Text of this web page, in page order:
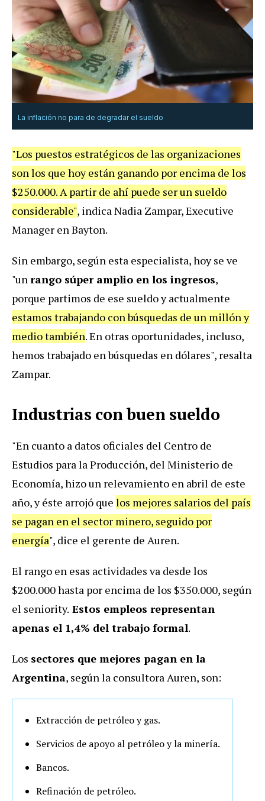
La inflación no para de degradar el sueldo
"Los puestos estratégicos de las organizaciones
son los que hoy están ganando por encima de los
$250.000. A partir de ahí puede ser un sueldo
considerable", indica Nadia Zampar, Executive
Manager en Bayton.
Sin embargo, según esta especialista, hoy se ve
"unrango súper amplio en los ingresos,
porque partimos de ese sueldo y actualmente
estamos trabajando con búsquedas de un millón y
medio también. En otras oportunidades, incluso,
hemos trabajado en búsquedas en dólares", resalta
Zampar.
Industrias con buen sueldo
"En cuanto a datos oficiales del Centro de
Estudios para la Producción, del Ministerio de
Economía, hizo un relevamiento en abril de este
año, y éste arrojó que los mejores salarios del país
se pagan en el sector minero, seguido por
energía", dice el gerente de Auren.
El rango en esas actividades va desde los
$200.000 hasta por encima de los $350.000, según
el seniority. Estos empleos representan
apenas el 1,4% del trabajo formal.
Los sectores que mejores pagan en la
Argentina, según la consultora Auren, son:
Extracción de petróleo y gas.
Servicios de apoyo al petróleo y la minería.
Bancos.
Refinación de petróleo.